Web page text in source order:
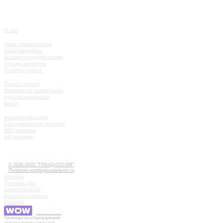
Наше производство
Наши партнёры
Условия сотрудничества
Примеры работ
Пакеты zip-lock
Упаковка по назначению
Курьерские пакеты
Бирки
Фирменный стиль
Брендирование упаковки
NFC-упаковка
AR-упаковка
© 2026 ООО "ТРЕНД-ОПТОМ"
Политика конфиденциальности
Коробки
Упаковка для
маркетплейсов
Бумажные пакеты
Pantone
Производство и брендирование